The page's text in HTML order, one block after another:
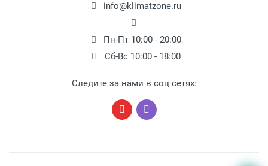
info@klimatzone.ru
Пн-Пт 10:00 - 20:00
Сб-Вс 10:00 - 18:00
Следите за нами в соц сетях: